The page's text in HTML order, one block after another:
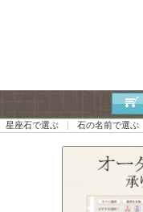
星座石で選ぶ 石の名前で選ぶ